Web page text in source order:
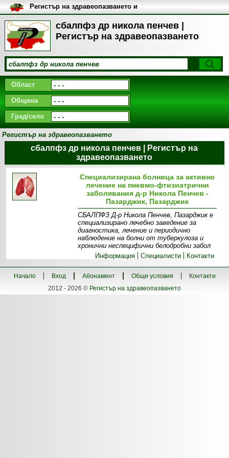
сбалпфз др никола пенчев |
Регистър на здравеопазването
Регистър на здравеопазването и
медицинските заведения в
България
Област
Община
Град/село
Регистър на здравеопазването
сбалпфз др никола пенчев | Регистър на
здравеопазването
Специализирана болница за активно
лечение на пневмо-фтизиатрични
заболявания д-р Никола Пенчев -
Пазарджик, Пазарджик
СБАЛПФЗ Д-р Никола Пенчев, Пазарджик е
специализирано лечебно заведение за
диагностика, лечение и периодично
наблюдение на болни от туберкулоза и
хронични неспецифични белодробни забол
Информация
Специалисти Контакти
Начало Вход Абонамент Общи условия
Контакти
2012 - 2026 © Регистър на здравеопазването